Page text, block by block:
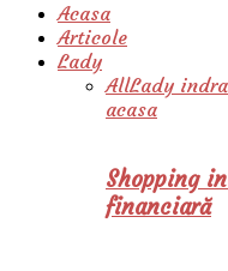
Acasa
Articole
Lady
AllLady
acasa
Shopping
financiară